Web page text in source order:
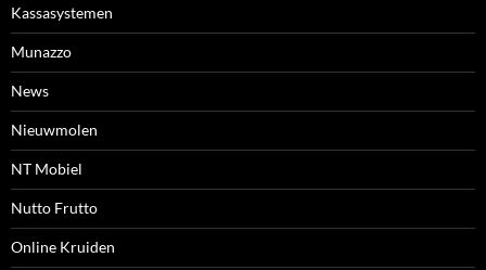
Kassasystemen
Munazzo
News
Nieuwmolen
NT Mobiel
Nutto Frutto
Online Kruiden